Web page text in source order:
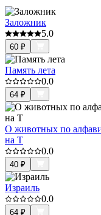
Заложник
5.0
60 ₽
Память лета
0.0
64 ₽
О животных по
на Т
0.0
40 ₽
Израиль
0.0
64 ₽